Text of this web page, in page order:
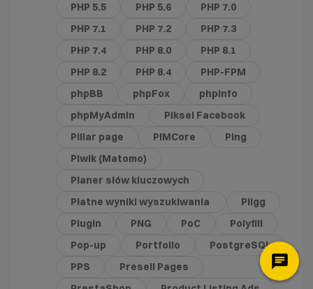
PHP 5.5
PHP 5.6
PHP 7.0
PHP 7.1
PHP 7.2
PHP 7.3
PHP 7.4
PHP 8.0
PHP 8.1
PHP 8.2
PHP 8.4
PHP-FPM
phpBB
phpFox
phpinfo
phpMyAdmin
Piksel Facebook
Pillar page
PIMCore
Ping
Piwik (Matomo)
Planer słów kluczowych
Płatne wyniki wyszukiwania
Pligg
Plugin
PNG PoC
Polyfill
Pop-up
Portfolio
PostgreSQL
PPS
Presell Pages